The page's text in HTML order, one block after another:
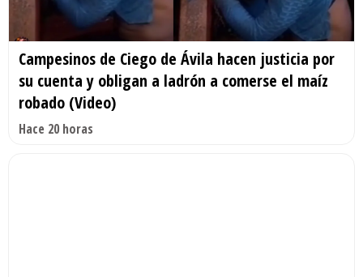
Campesinos de Ciego de Ávila hacen justicia por
su cuenta y obligan a ladrón a comerse el maíz
robado (Video)
Hace 20 horas